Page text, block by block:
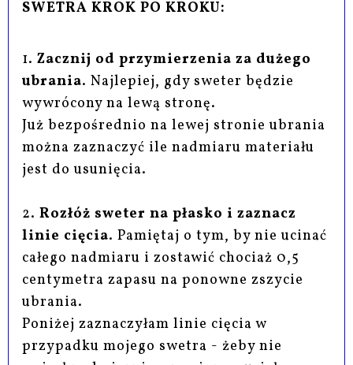
SWETRA KROK PO KROKU:
1.Zacznij od przymierzenia za dużego
ubrania. Najlepiej, gdy sweter będzie
wywrócony na lewą stronę.
Już bezpośrednio na lewej stronie ubrania
można zaznaczyć ile nadmiaru materiału
jest do usunięcia.
2. Rozłóż sweter na płasko i zaznacz
linie cięcia. Pamiętaj o tym, by nie ucinać
całego nadmiaru i zostawić chociaż 0,5
centymetra zapasu na ponowne zszycie
ubrania.
Poniżej zaznaczyłam linie cięcia w
przypadku mojego swetra - żeby nie